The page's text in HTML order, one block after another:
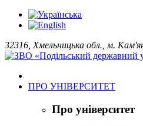
32316, Хмельницька обл., м.
ПРО УНІВЕРСИТЕТ
Про університет